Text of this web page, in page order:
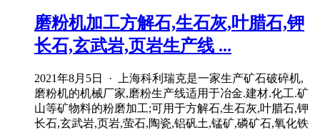
磨粉机加工方解石,生石灰,叶腊石,钾
长石,玄武岩,页岩生产线 ...
2021年8月5日 · 上海科利瑞克是一家生产矿石破碎机,
磨粉机的机械厂家,磨粉生产线适用于冶金.建材.化工.矿
山等矿物料的粉磨加工;可用于方解石,生石灰,叶腊石,钾
长石,玄武岩,页岩,萤石,陶瓷,铝矾土,锰矿,磷矿石,氧化铁